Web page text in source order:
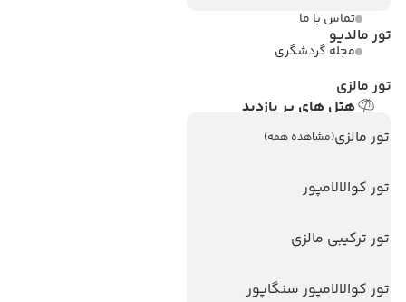
تور مالدیو
تور مالزی
تور مالزی(مشاهده همه)
تور کوالالامپور
تور ترکیبی مالزی
تور کوالالامپور سنگاپور
تماس با ما
مجله گردشگری
هتل های پر بازدید
هتل های آنتالیا
هتل های تایلند
هتل های اندونزی